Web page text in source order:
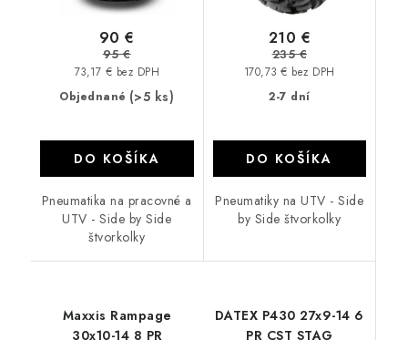
Objednané (>5 ks)
73,17 € bez DPH
90 €
95 €
DO KOŠÍKA
Pneumatika na pracovné a
UTV - Side by Side
štvorkolky
2-7 dní
170,73 € bez DPH
210 €
235 €
DO KOŠÍKA
Pneumatiky na UTV - Side
by Side štvorkolky
Maxxis Rampage
30x10-14 8 PR
DATEX P430 27x9-14 6
PR CST STAG